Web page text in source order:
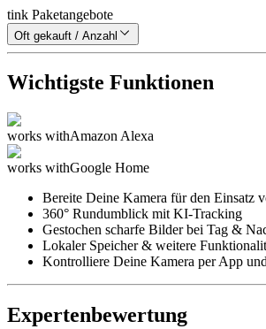
tink Paketangebote
Oft gekauft / Anzahl
Wichtigste Funktionen
works withAmazon Alexa
works withGoogle Home
Bereite Deine Kamera für den Einsatz
360° Rundumblick mit KI-Tracking
Gestochen scharfe Bilder bei Tag &
Lokaler Speicher & weitere
Kontrolliere Deine Kamera per App
Expertenbewertung